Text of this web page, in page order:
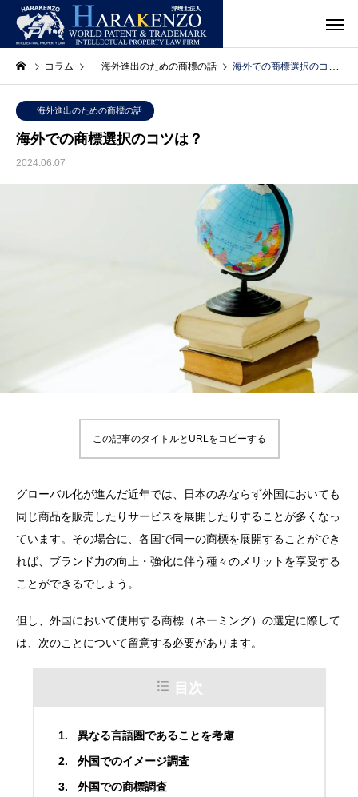
コラム 海外進出のための商標の話 海外での商標選択のコツは？
海外進出のための商標の話
海外での商標選択のコツは？
2024.06.07
この記事のタイトルとURLをコピーする
グローバル化が進んだ近年では、日本のみならず外国においても
同じ商品を販売したりサービスを展開したりすることが多くなっ
ています。その場合に、各国で同一の商標を展開することができ
れば、ブランド力の向上・強化に伴う種々のメリットを享受する
ことができるでしょう。
但し、外国において使用する商標（ネーミング）の選定に際して
は、次のことについて留意する必要があります。
目次
異なる言語圏であることを考慮
外国でのイメージ調査
外国での商標調査